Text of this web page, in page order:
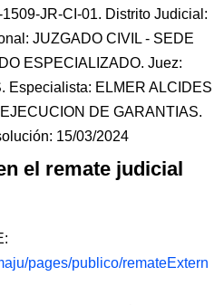
JR-CI-01. Distrito Judicial:
JUZGADO CIVIL - SEDE
ESPECIALIZADO. Juez:
Especialista: ELMER ALCIDES
DE GARANTIAS.
15/03/2024
el remate judicial
pages/publico/remateExtern